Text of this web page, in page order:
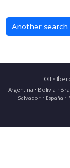
Another search
OII •
Argentina • Bolivia •
Salvador • España